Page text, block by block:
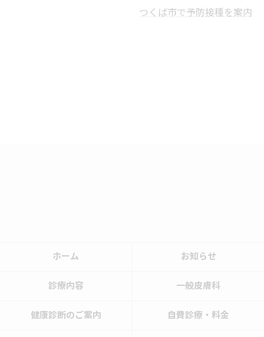
つくば市で予防接種を案内
ホーム
お知らせ
診療内容
一般皮膚科
健康診断のご案内
自費診療・料金